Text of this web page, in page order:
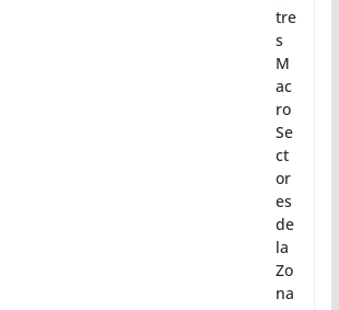
tre
s
M
ac
ro
Se
ct
or
es
de
la
Zo
na